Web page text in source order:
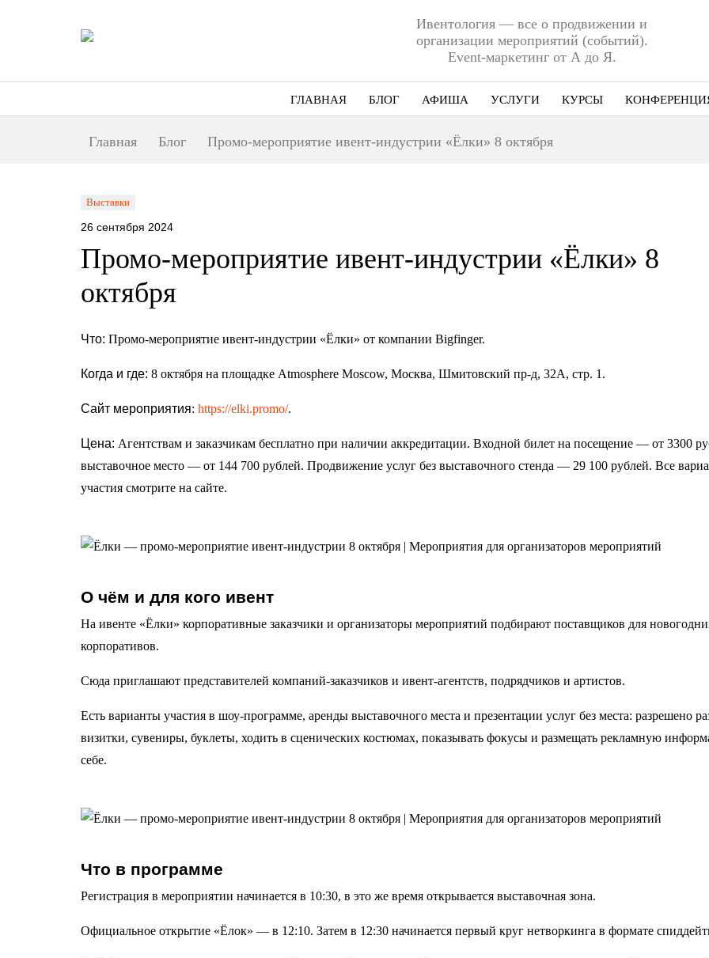
Ивентология — все о продвижении и
организации мероприятий (событий).
Event-маркетинг от А до Я.
ГЛАВНАЯ БЛОГ АФИША УСЛУГИ КУРСЫ
Главная Блог Промо-мероприятие ивент-индустрии «Ёлки» 8 октября
Выставки
26 сентября 2024
Промо-мероприятие ивент-индустрии «Ёлки» 8
октября
Что: Промо-мероприятие ивент-индустрии «Ёлки» от компании Bigfinger.
Когда и где: 8 октября на площадке Atmosphere Moscow, Москва, Шмитовский пр-д, 32А, стр. 1.
Сайт мероприятия: https://elki.promo/.
Цена: Агентствам и заказчикам бесплатно при наличии аккредитации. Входной билет на посещение — от 3300
выставочное место — от 144 700 рублей. Продвижение услуг без выставочного стенда — 29 100 рублей. Все
участия смотрите на сайте.
О чём и для кого ивент
На ивенте «Ёлки» корпоративные заказчики и организаторы мероприятий подбирают поставщиков для
корпоративов.
Сюда приглашают представителей компаний-заказчиков и ивент-агентств, подрядчиков и артистов.
Есть варианты участия в шоу-программе, аренды выставочного места и презентации услуг без места: разрешено
визитки, сувениры, буклеты, ходить в сценических костюмах, показывать фокусы и размещать рекламную
себе.
Что в программе
Регистрация в мероприятии начинается в 10:30, в это же время открывается выставочная зона.
Официальное открытие «Ёлок» — в 12:10. Затем в 12:30 начинается первый круг нетворкинга в формате